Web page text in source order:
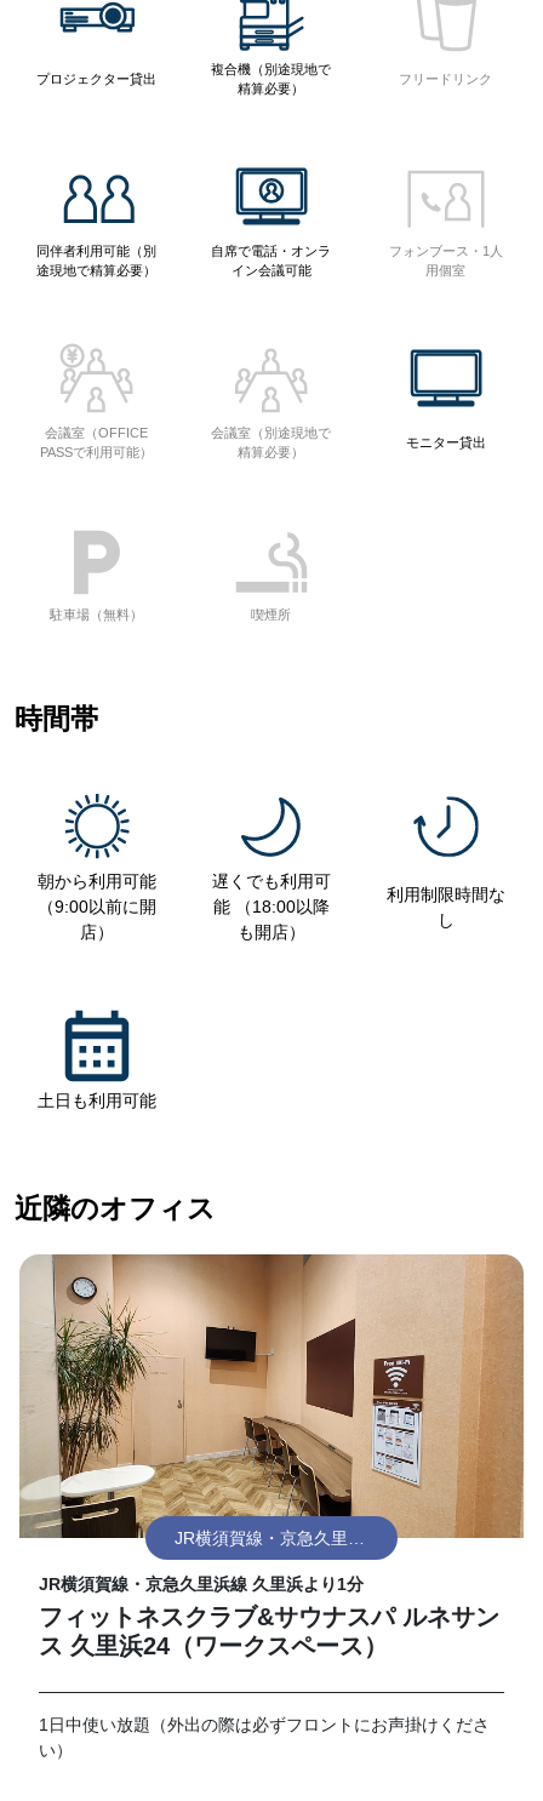
プロジェクター貸出
複合機（別途現地で
精算必要）
フリードリンク
同伴者利用可能（別
途現地で精算必要）
自席で電話・オンラ
イン会議可能
フォンブース・1人
用個室
会議室（OFFICE
PASSで利用可能）
会議室（別途現地で
精算必要）
モニター貸出
駐車場（無料） 喫煙所
時間帯
朝から利用可能
（9:00以前に開
店）
遅くでも利用可
能 （18:00以降
も開店）
利用制限時間な
し
土日も利用可能
近隣のオフィス
JR横須賀線・京急久里浜
線 久里浜
JR横須賀線・京急久里浜線 久里浜より1分
フィットネスクラブ&サウナスパ ルネサン
ス 久里浜24（ワークスペース）
1日中使い放題（外出の際は必ずフロントにお声掛けくださ
い）